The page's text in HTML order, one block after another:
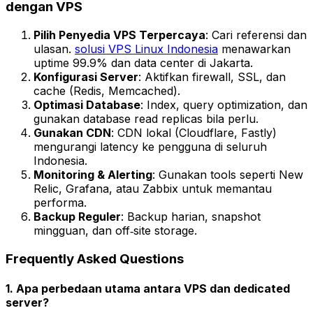
dengan VPS
Pilih Penyedia VPS Terpercaya: Cari referensi dan
ulasan. solusi VPS Linux Indonesia menawarkan
uptime 99.9% dan data center di Jakarta.
Konfigurasi Server: Aktifkan firewall, SSL, dan
cache (Redis, Memcached).
Optimasi Database: Index, query optimization, dan
gunakan database read replicas bila perlu.
Gunakan CDN: CDN lokal (Cloudflare, Fastly)
mengurangi latency ke pengguna di seluruh
Indonesia.
Monitoring & Alerting: Gunakan tools seperti New
Relic, Grafana, atau Zabbix untuk memantau
performa.
Backup Reguler: Backup harian, snapshot
mingguan, dan off‑site storage.
Frequently Asked Questions
1. Apa perbedaan utama antara VPS dan dedicated
server?